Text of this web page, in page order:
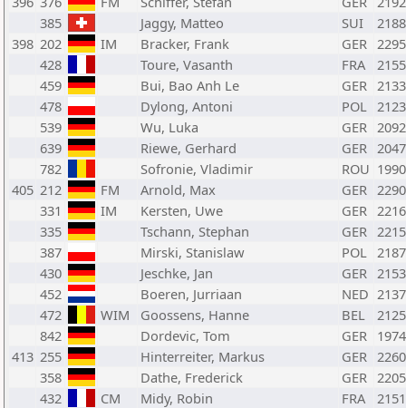
385
Jaggy, Matteo SUI
2188
398 202 IM Bracker, Frank GER 2295
428
Toure, Vasanth FRA
2155
459
Bui, Bao Anh Le GER 2133
478
Dylong, Antoni POL 2123
539
Wu, Luka GER 2092
639
Riewe, Gerhard GER 2047
782
Sofronie, Vladimir ROU 1990
405 212 FM Arnold, Max GER 2290
331
IM Kersten, Uwe GER 2216
335
Tschann, Stephan GER 2215
387
Mirski, Stanislaw POL 2187
430
Jeschke, Jan GER 2153
452
Boeren, Jurriaan NED 2137
472
WIM Goossens, Hanne BEL
2125
842
Dordevic, Tom GER 1974
413 255 Hinterreiter, Markus GER 2260
358
Dathe, Frederick GER 2205
432
CM Midy, Robin FRA
2151